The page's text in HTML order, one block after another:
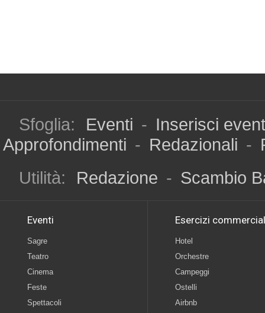
Sfoglia: Eventi - Inserisci
Approfondimenti - Redazionali -
Utilità:
Redazione - Scambio
Eventi
Sagre
Teatro
Cinema
Feste
Spettacoli
Esercizi
Hotel
Orchestre
Campeggi
Ostelli
Airbnb